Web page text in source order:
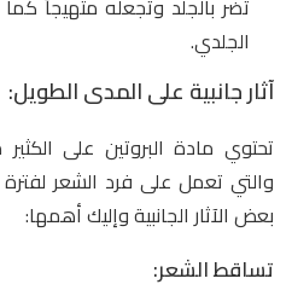
الجلدي.
آثار جانبية على المدى الطويل:
تحتوي مادة البروتين على
والتي تعمل على فرد الشعر
بعض الآثار الجانبية وإليك أهمها:
تساقط الشعر: